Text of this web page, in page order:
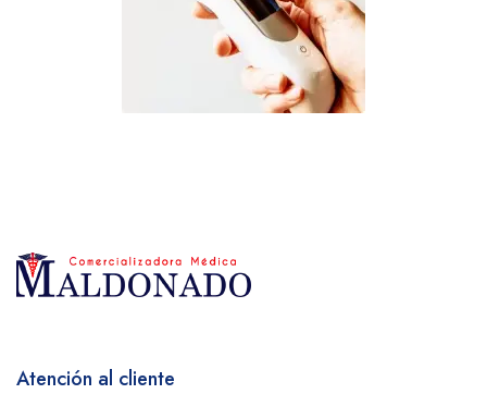
Atención al cliente